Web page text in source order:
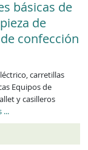
básicas de
de
confección
carretillas
Equipos de
y casilleros
ECP2292_1
...